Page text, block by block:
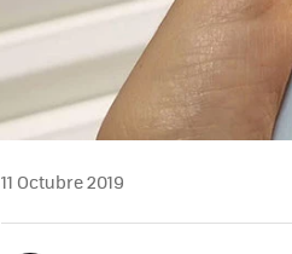
11 Octubre 2019